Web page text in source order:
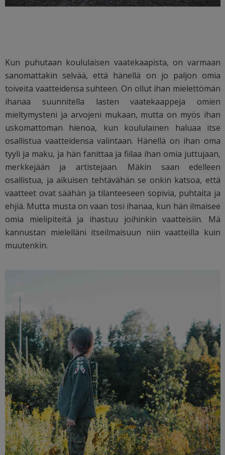
Kun puhutaan koululaisen vaatekaapista, on varmaan
sanomattakin selvää, että hänellä on jo paljon omia
toiveita vaatteidensa suhteen. On ollut ihan mielettömän
ihanaa suunnitella lasten vaatekaappeja omien
mieltymysteni ja arvojeni mukaan, mutta on myös ihan
uskomattoman hienoa, kun koululainen haluaa itse
osallistua vaatteidensa valintaan. Hänellä on ihan oma
tyyli ja maku, ja hän fanittaa ja fiilaa ihan omia juttujaan,
merkkejään ja artistejaan. Mäkin saan edelleen
osallistua, ja aikuisen tehtävähän se onkin katsoa, että
vaatteet ovat säähän ja tilanteeseen sopivia, puhtaita ja
ehjiä. Mutta musta on vaan tosi ihanaa, kun hän ilmaisee
omia mielipiteitä ja ihastuu joihinkin vaatteisiin. Mä
kannustan mielelläni itseilmaisuun niin vaatteilla kuin
muutenkin.